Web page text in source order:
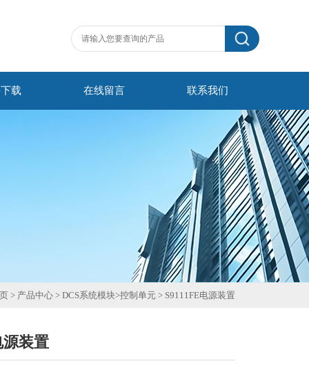
载 在线留言 联系我们
> 产品中心 > DCS系统模块>控制单元 > S9111FE电源装置
源装置